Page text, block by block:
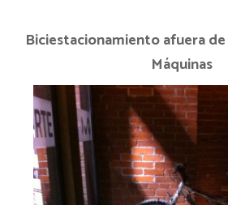
Biciestacionamiento afuera
Máquinas